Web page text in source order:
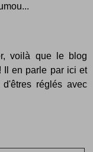
voilà que le blog
Il en parle par ici et
réglés avec